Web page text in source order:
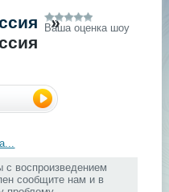
»
Ваша оценка шоу
с воспроизведением
сообщите нам и в